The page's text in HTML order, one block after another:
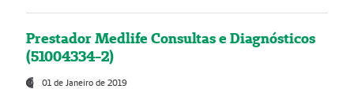
Prestador Medlife Consultas e Diagnósticos
(51004334-2)
01 de Janeiro de 2019